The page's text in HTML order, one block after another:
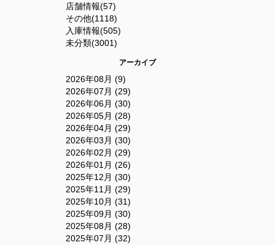
店舗情報(57)
その他(1118)
入庫情報(505)
未分類(3001)
アーカイブ
2026年08月 (9)
2026年07月 (29)
2026年06月 (30)
2026年05月 (28)
2026年04月 (29)
2026年03月 (30)
2026年02月 (29)
2026年01月 (26)
2025年12月 (30)
2025年11月 (29)
2025年10月 (31)
2025年09月 (30)
2025年08月 (28)
2025年07月 (32)